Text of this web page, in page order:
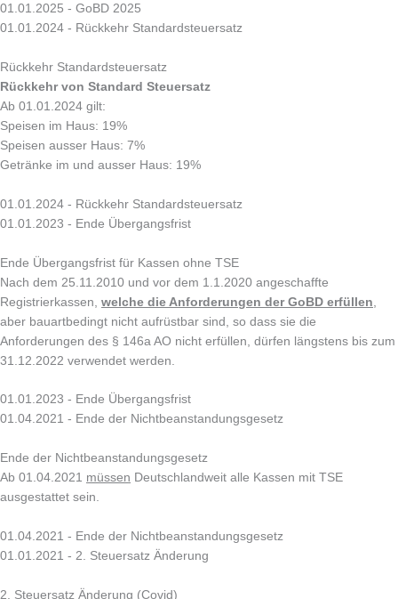
01.01.2025 - GoBD 2025
01.01.2024 - Rückkehr Standardsteuersatz
Rückkehr Standardsteuersatz
Rückkehr von Standard Steuersatz
Ab 01.01.2024 gilt:
Speisen im Haus: 19%
Speisen ausser Haus: 7%
Getränke im und ausser Haus: 19%
01.01.2024 - Rückkehr Standardsteuersatz
01.01.2023 - Ende Übergangsfrist
Ende Übergangsfrist für Kassen ohne TSE
Nach dem 25.11.2010 und vor dem 1.1.2020 angeschaffte
Registrierkassen, welche die Anforderungen der GoBD erfüllen
aber bauartbedingt nicht aufrüstbar sind, so dass sie die
Anforderungen des § 146a AO nicht erfüllen, dürfen längstens bis zum
31.12.2022 verwendet werden.
01.01.2023 - Ende Übergangsfrist
01.04.2021 - Ende der Nichtbeanstandungsgesetz
Ende der Nichtbeanstandungsgesetz
Ab 01.04.2021 müssen Deutschlandweit alle Kassen mit TSE
ausgestattet sein.
01.04.2021 - Ende der Nichtbeanstandungsgesetz
01.01.2021 - 2. Steuersatz Änderung
2. Steuersatz Änderung (Covid)